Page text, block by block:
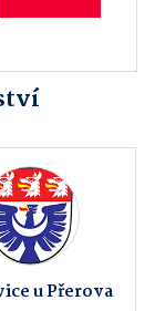
u Přerova